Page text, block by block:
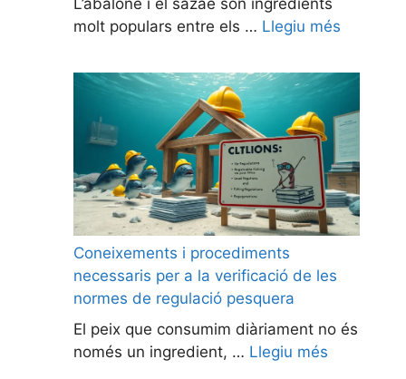
molt populars entre els … Llegiu més
Coneixements i procediments
necessaris per a la verificació de les
normes de regulació pesquera
El peix que consumim diàriament no és
només un ingredient, … Llegiu més